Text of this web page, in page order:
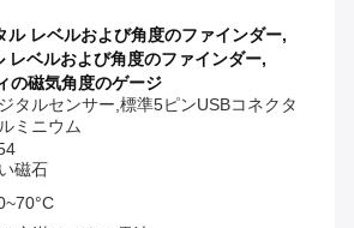
ル レベルおよび角度のファインダー,
レベルおよび角度のファインダー,
の磁気角度のゲージ
タルセンサー,標準5ピンUSBコネクタ
ミニウム
磁石